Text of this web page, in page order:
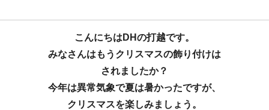
こんにちはDHの打越です。
みなさんはもうクリスマスの飾り付けは
されましたか？
今年は異常気象で夏は暑かったですが、
クリスマスを楽しみましょう。